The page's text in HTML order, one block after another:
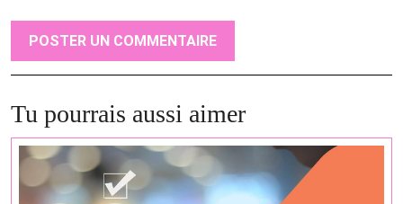
Tu pourrais aussi aimer